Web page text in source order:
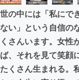
まちづ
CAMPFIRE
CAMPFIRE
世の中には「私にで
ない」という自信の
くさんいます。女性
ば、それを見て笑顔
たくさん生まれる。